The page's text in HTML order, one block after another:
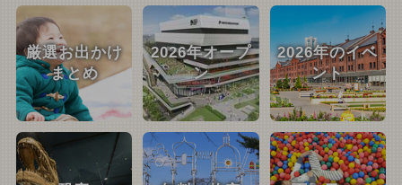
厳選お出かけ
まとめ
2026年オープ
ン
2026年のイベ
ント